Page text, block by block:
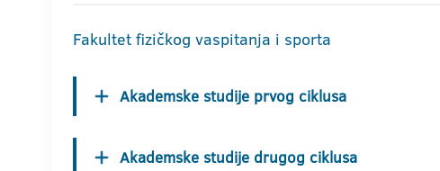
Fakultet fizičkog vaspitanja i sporta
Akademske studije prvog ciklusa
Akademske studije drugog ciklusa